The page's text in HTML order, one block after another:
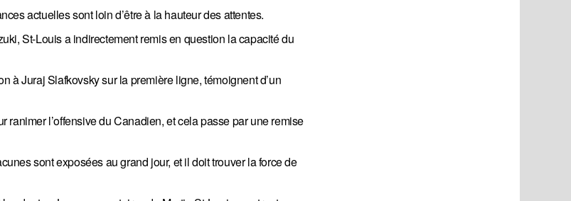
actuelles sont loin d’être à la hauteur des attentes.
St-Louis a indirectement remis en question la capacité du
à Juraj Slafkovsky sur la première ligne, témoignent d’un
l’offensive du Canadien, et cela passe par une remise
sont exposées au grand jour, et il doit trouver la force de